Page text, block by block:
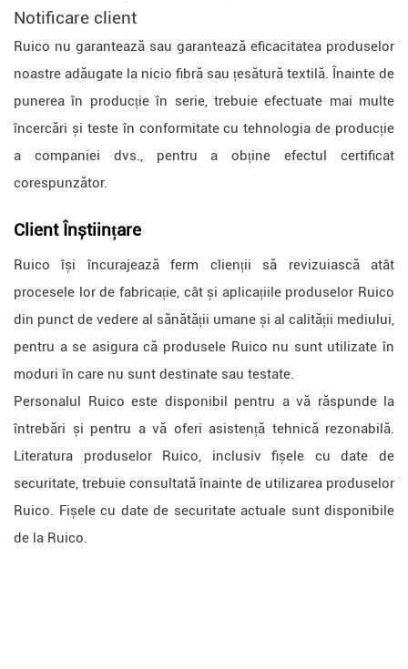
Notificare client
Ruico nu garantează sau garantează eficacitatea produselor
noastre adăugate la nicio fibră sau țesătură textilă. Înainte de
punerea în producție în serie, trebuie efectuate mai multe
încercări și teste în conformitate cu tehnologia de producție
a companiei dvs., pentru a obține efectul certificat
corespunzător.
ClientÎnștiințare
Ruico își încurajează ferm clienții să revizuiască atât
procesele lor de fabricație, cât și aplicațiile produselor Ruico
din punct de vedere al sănătății umane și al calității mediului,
pentru a se asigura că produsele Ruico nu sunt utilizate în
moduri în care nu sunt destinate sau testate.
Personalul Ruico este disponibil pentru a vă răspunde la
întrebări și pentru a vă oferi asistență tehnică rezonabilă.
Literatura produselor Ruico, inclusiv fișele cu date de
securitate, trebuie consultată înainte de utilizarea produselor
Ruico. Fișele cu date de securitate actuale sunt disponibile
de la Ruico.